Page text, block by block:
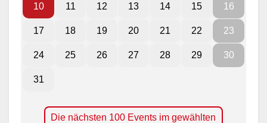
10 11 12 13 14 15 16
17 18 19 20 21 22 23
24 25 26 27 28 29 30
31
Die nächsten 100 Events im gewählten